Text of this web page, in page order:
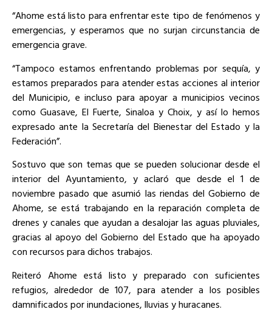
“Ahome está listo para enfrentar este tipo de fenómenos y
emergencias, y esperamos que no surjan circunstancia de
emergencia grave.
“Tampoco estamos enfrentando problemas por sequía, y
estamos preparados para atender estas acciones al interior
del Municipio, e incluso para apoyar a municipios vecinos
como Guasave, El Fuerte, Sinaloa y Choix, y así lo hemos
expresado ante la Secretaría del Bienestar del Estado y la
Federación”.
Sostuvo que son temas que se pueden solucionar desde el
interior del Ayuntamiento, y aclaró que desde el 1 de
noviembre pasado que asumió las riendas del Gobierno de
Ahome, se está trabajando en la reparación completa de
drenes y canales que ayudan a desalojar las aguas pluviales,
gracias al apoyo del Gobierno del Estado que ha apoyado
con recursos para dichos trabajos.
Reiteró Ahome está listo y preparado con suficientes
refugios, alrededor de 107, para atender a los posibles
damnificados por inundaciones, lluvias y huracanes.